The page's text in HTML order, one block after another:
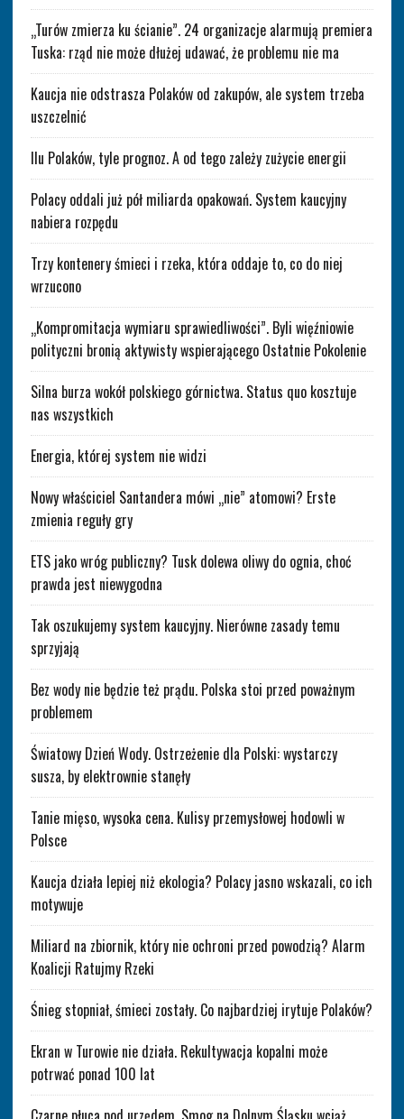
„Turów zmierza ku ścianie”. 24 organizacje alarmują premiera
Tuska: rząd nie może dłużej udawać, że problemu nie ma
Kaucja nie odstrasza Polaków od zakupów, ale system trzeba
uszczelnić
Ilu Polaków, tyle prognoz. A od tego zależy zużycie energii
Polacy oddali już pół miliarda opakowań. System kaucyjny
nabiera rozpędu
Trzy kontenery śmieci i rzeka, która oddaje to, co do niej
wrzucono
„Kompromitacja wymiaru sprawiedliwości”. Byli więźniowie
polityczni bronią aktywisty wspierającego Ostatnie Pokolenie
Silna burza wokół polskiego górnictwa. Status quo kosztuje
nas wszystkich
Energia, której system nie widzi
Nowy właściciel Santandera mówi „nie” atomowi? Erste
zmienia reguły gry
ETS jako wróg publiczny? Tusk dolewa oliwy do ognia, choć
prawda jest niewygodna
Tak oszukujemy system kaucyjny. Nierówne zasady temu
sprzyjają
Bez wody nie będzie też prądu. Polska stoi przed poważnym
problemem
Światowy Dzień Wody. Ostrzeżenie dla Polski: wystarczy
susza, by elektrownie stanęły
Tanie mięso, wysoka cena. Kulisy przemysłowej hodowli w
Polsce
Kaucja działa lepiej niż ekologia? Polacy jasno wskazali, co ich
motywuje
Miliard na zbiornik, który nie ochroni przed powodzią? Alarm
Koalicji Ratujmy Rzeki
Śnieg stopniał, śmieci zostały. Co najbardziej irytuje Polaków?
Ekran w Turowie nie działa. Rekultywacja kopalni może
potrwać ponad 100 lat